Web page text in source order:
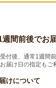
週間前後でお
付後、通常1週間
届け日の指定もご
けについて